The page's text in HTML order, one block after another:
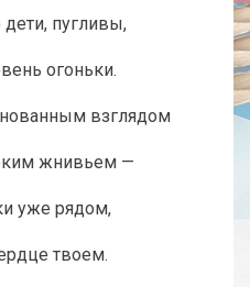
дети, пугливы,
огоньки.
взглядом
жнивьем —
уже рядом,
твоем.